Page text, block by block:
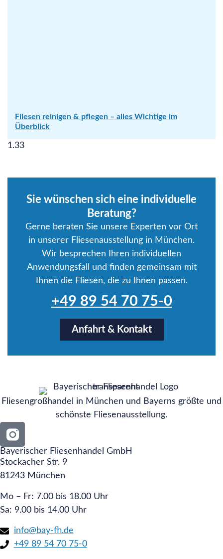
Fliesen reinigen & pflegen – alles Wichtige im
Überblick
Sie wünschen sich eine individuelle
Beratung?
Gerne beraten Sie unsere Experten vor Ort
in unserer Fliesenausstellung in München.
Wir besprechen Ihren individuellen
Anwendungsfall und finden gemeinsam mit
Ihnen die Fliesen, die zu Ihnen passen.
+49 89 54 70 75-0
Anfahrt & Kontakt
Fliesengroßhandel in München und Bayerns größte und
schönste Fliesenausstellung.
Bayerischer Fliesenhandel GmbH
Stockacher Str. 9
81243 München
Mo – Fr: 7.00 bis 18.00 Uhr
Sa: 9.00 bis 14.00 Uhr
info@bay-fh.de
+49 89 54 70 75-0